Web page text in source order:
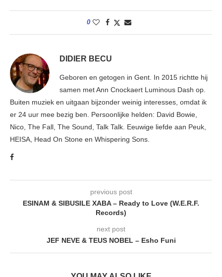
0
DIDIER BECU
Geboren en getogen in Gent. In 2015 richtte hij
samen met Ann Cnockaert Luminous Dash op.
Buiten muziek en uitgaan bijzonder weinig interesses, omdat ik
er 24 uur mee bezig ben. Persoonlijke helden: David Bowie,
Nico, The Fall, The Sound, Talk Talk. Eeuwige liefde aan Peuk,
HEISA, Head On Stone en Whispering Sons.
previous post
ESINAM & SIBUSILE XABA – Ready to Love (W.E.R.F.
Records)
next post
JEF NEVE & TEUS NOBEL – Esho Funi